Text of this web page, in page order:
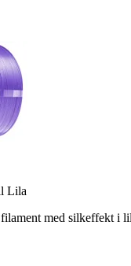
Lila
med silkeffekt i